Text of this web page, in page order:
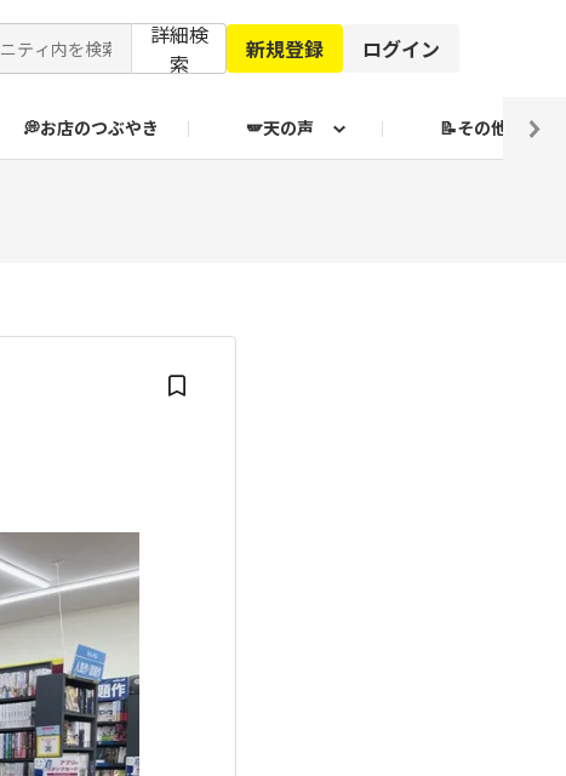
詳細検
索
新規登録 ログイン
💭お店のつぶやき 🪽天の声 📝その他